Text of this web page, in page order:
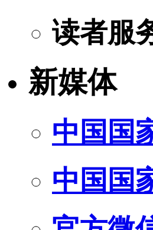
读者服
新媒体
中国国
中国国